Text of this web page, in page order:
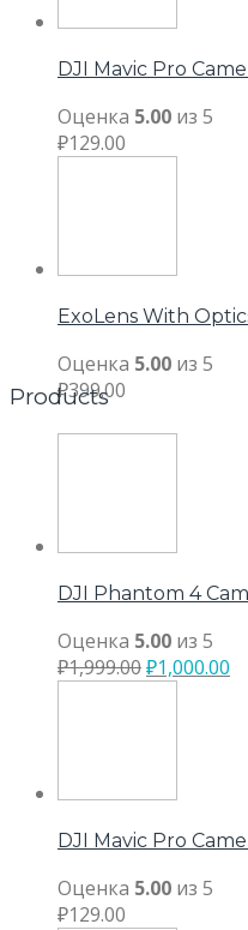
DJI Mavic Pro
Оценка 5.00 из 5
₽129.00
ExoLens With
Оценка 5.00 из 5
₽399.00
Products
DJI Phantom 4
Оценка 5.00 из 5
₽1,999.00₽1,000.00
DJI Mavic Pro
Оценка 5.00 из 5
₽129.00